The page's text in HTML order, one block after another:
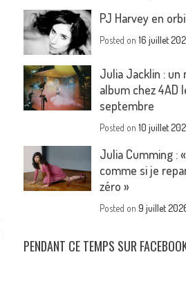
PJ Harvey en
Posted on16 juillet
Julia Jacklin : un
album chez 4AD
septembre
Posted on10 juillet
Julia Cumming :
comme si je
zéro »
Posted on9 juillet
PENDANT CE TEMPS SUR